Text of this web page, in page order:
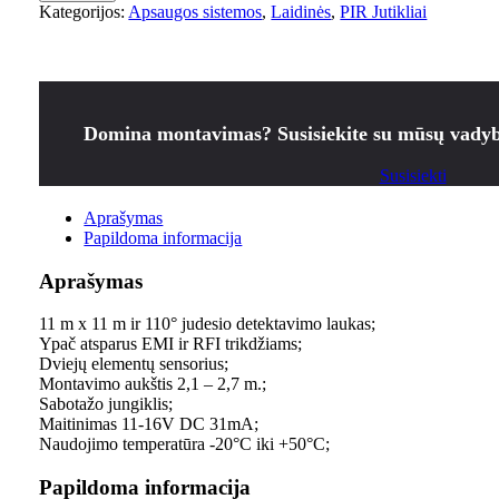
Kategorijos: Apsaugos sistemos,Laidinės,PIR Jutikliai
Domina montavimas? Susisiekite su mūsų
Susisiekti
Aprašymas
Papildoma informacija
Aprašymas
11 m x 11 m ir 110° judesio detektavimo laukas;
Ypač atsparus EMI ir RFI trikdžiams;
Dviejų elementų sensorius;
Montavimo aukštis 2,1 – 2,7 m.;
Sabotažo jungiklis;
Maitinimas 11-16V DC 31mA;
Naudojimo temperatūra -20°C iki +50°C;
Papildoma informacija